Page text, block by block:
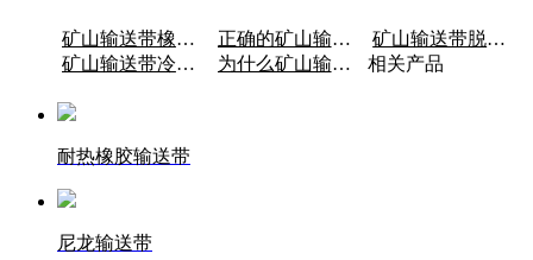
矿山输送带橡胶为什么要塑炼? 正确的矿山输送带使用方法
矿山输送带脱层怎么办？
矿山输送带冷硫修复步骤
为什么矿山输送带接头容易开裂、断裂？ 相关产品
耐热橡胶输送带
尼龙输送带